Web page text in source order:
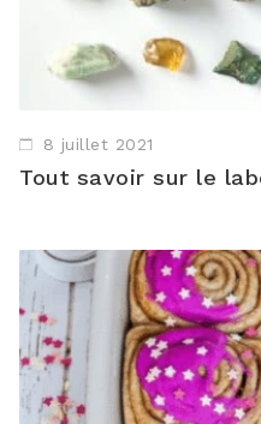
8 juillet 2021
Tout savoir sur le